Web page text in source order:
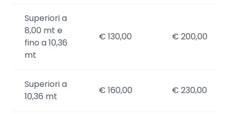
Superiori a
8,00 mt e
fino a 10,36
mt
€ 130,00 € 200,00
Superiori a
10,36 mt
€ 160,00 € 230,00